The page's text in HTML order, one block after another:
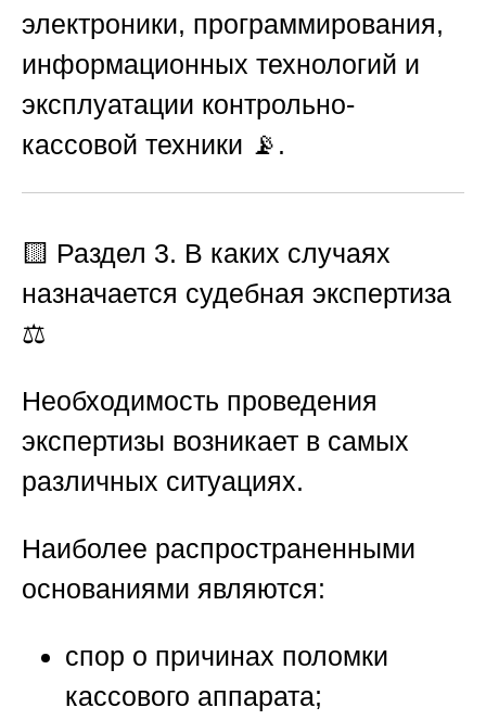
электроники, программирования,
информационных технологий и
эксплуатации контрольно-
кассовой техники 📡.
🟨 Раздел 3. В каких случаях
назначается судебная экспертиза
⚖️
Необходимость проведения
экспертизы возникает в самых
различных ситуациях.
Наиболее распространенными
основаниями являются:
спор о причинах поломки
кассового аппарата;